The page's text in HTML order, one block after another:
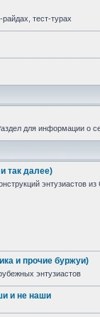
тест-турах
для информации о
так далее)
энтузиастов
и прочие буржуи)
энтузиастов
и не наши